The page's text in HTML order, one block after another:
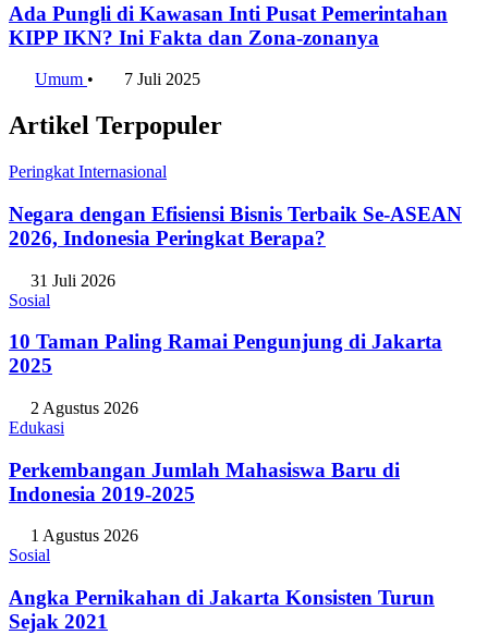
Ada Pungli di Kawasan Inti Pusat Pemerintahan
KIPP IKN? Ini Fakta dan Zona-zonanya
Umum • 7 Juli 2025
Artikel Terpopuler
Peringkat Internasional
Negara dengan Efisiensi Bisnis Terbaik Se-ASEAN
2026, Indonesia Peringkat Berapa?
31 Juli 2026
Sosial
10 Taman Paling Ramai Pengunjung di Jakarta
2025
2 Agustus 2026
Edukasi
Perkembangan Jumlah Mahasiswa Baru di
Indonesia 2019-2025
1 Agustus 2026
Sosial
Angka Pernikahan di Jakarta Konsisten Turun
Sejak 2021